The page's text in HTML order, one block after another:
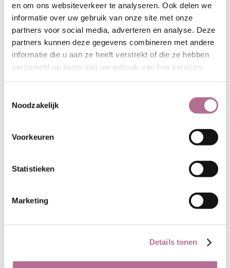
en om ons websiteverkeer te analyseren. Ook delen we
informatie over uw gebruik van onze site met onze
partners voor social media, adverteren en analyse. Deze
partners kunnen deze gegevens combineren met andere
informatie die u aan ze heeft verstrekt of die ze hebben
verzameld op basis van uw gebruik van hun services.
Noodzakelijk
Voorkeuren
Statistieken
Marketing
Details tonen